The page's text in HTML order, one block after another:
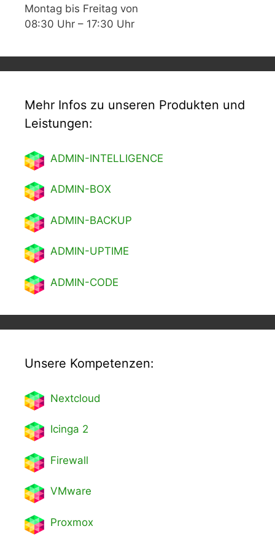
Montag bis Freitag von
08:30 Uhr – 17:30 Uhr
Mehr Infos zu unseren Produkten und
Leistungen:
ADMIN-INTELLIGENCE
ADMIN-BOX
ADMIN-BACKUP
ADMIN-UPTIME
ADMIN-CODE
Unsere Kompetenzen:
Nextcloud
Icinga 2
Firewall
VMware
Proxmox